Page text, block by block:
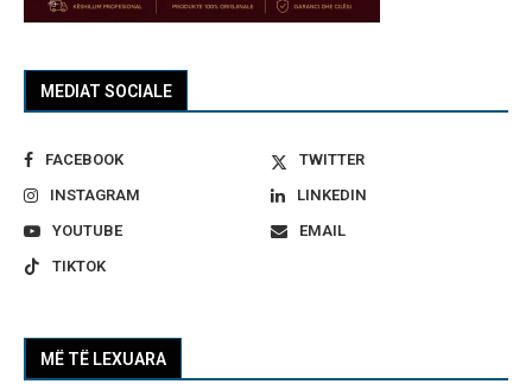
MEDIAT SOCIALE
FACEBOOK
TWITTER
INSTAGRAM
LINKEDIN
YOUTUBE
EMAIL
TIKTOK
MË TË LEXUARA